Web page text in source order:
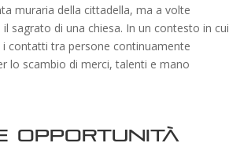
muraria della cittadella, ma a volte
sagrato di una chiesa. In un contesto in cui
contatti tra persone continuamente
lo scambio di merci, talenti e mano
opportunità